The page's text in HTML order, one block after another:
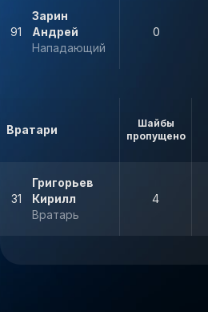
91
Зарин
Андрей
Нападающий
0
Вратари
Шайбы
пропущено
31
Григорьев
Кирилл
Вратарь
4